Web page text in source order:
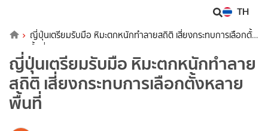
TH
ญี่ปุ่นเตรียมรับมือ หิมะตกหนักทำลายสถิติ เสี่ยงกระทบการเลือกตั้ง
หลายพื้นที่
ญี่ปุ่นเตรียมรับมือ หิมะตกหนักทำลาย
สถิติ เสี่ยงกระทบการเลือกตั้งหลาย
พื้นที่